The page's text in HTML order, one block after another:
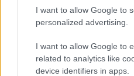
I want to allow Google to
personalized advertising.
I want to allow Google to
related to analytics like
device identifiers in apps.
esetén ugyanis rengeteg
figyelmed megosztása és
egyszerre egy feladat
nemcsak hatékonyabb